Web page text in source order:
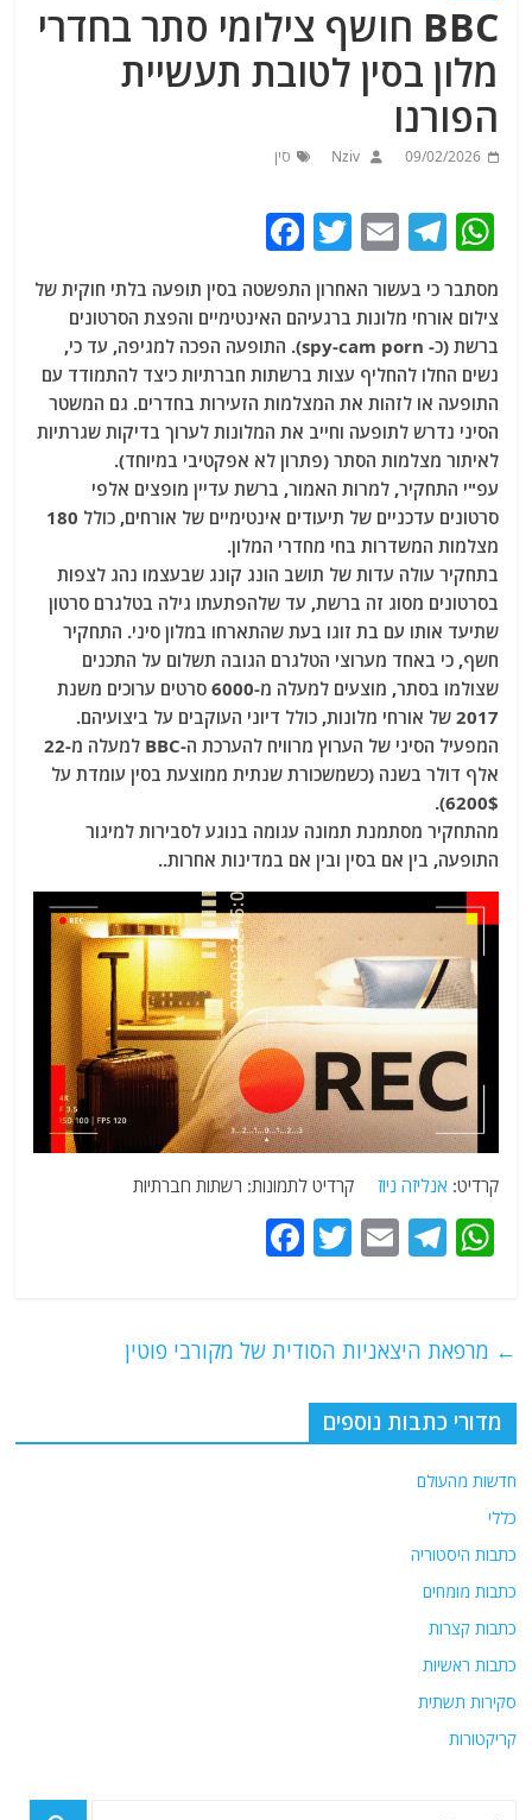
BBC חושף צילומי סתר בחדרי
מלון בסין לטובת תעשיית
הפורנו
09/02/2026
Nziv סין
W
at
s
A
p
p
T
e
g
ra
m
E
ai
l
T
itt
er
c
e
b
o
o
k
מסתבר כי בעשור האחרון התפשטה בסין תופעה בלתי חוקית של
צילום אורחי מלונות ברגעיהם האינטימיים והפצת הסרטונים
ברשת (כ- spy-cam porn). התופעה הפכה למגיפה, עד כי,
נשים החלו להחליף עצות ברשתות חברתיות כיצד להתמודד עם
התופעה או לזהות את המצלמות הזעירות בחדרים. גם המשטר
הסיני נדרש לתופעה וחייב את המלונות לערוך בדיקות שגרתיות
לאיתור מצלמות הסתר (פתרון לא אפקטיבי במיוחד).
עפ"י התחקיר, למרות האמור, ברשת עדיין מופצים אלפי
סרטונים עדכניים של תיעודים אינטימיים של אורחים, כולל 180
מצלמות המשדרות בחי מחדרי המלון.
בתחקיר עולה עדות של תושב הונג קונג שבעצמו נהג לצפות
בסרטונים מסוג זה ברשת, עד שלהפתעתו גילה בטלגרם סרטון
שתיעד אותו עם בת זוגו בעת שהתארחו במלון סיני. התחקיר
חשף, כי באחד מערוצי הטלגרם הגובה תשלום על התכנים
שצולמו בסתר, מוצעים למעלה מ-6000 סרטים ערוכים משנת
2017 של אורחי מלונות, כולל דיוני העוקבים על ביצועיהם.
המפעיל הסיני של הערוץ מרוויח להערכת ה-BBC למעלה מ-22
אלף דולר בשנה (כשמשכורת שנתית ממוצעת בסין עומדת על
6200$).
מהתחקיר מסתמנת תמונה עגומה בנוגע לסבירות למיגור
התופעה, בין אם בסין ובין אם במדינות אחרות..
קרדיט: אנליזה ניוז קרדיט לתמונות: רשתות חברתיות
W
s
A
p
p
T
g
ra
m
E
l
T
er
e ← מרפאת היצאניות הסודית של מקורבי פוטין
מדורי כתבות נוספים
חדשות מהעולם
כללי
כתבות היסטוריה
כתבות מומחים
כתבות קצרות
כתבות ראשיות
סקירות תשתית
קריקטורות